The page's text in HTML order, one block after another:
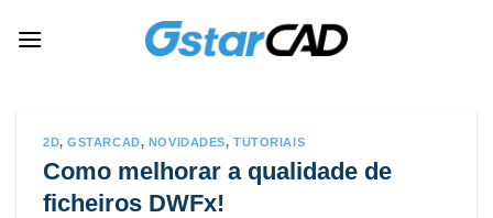
2D,GSTARCAD, NOVIDADES,TUTORIAIS
Como melhorar a qualidade de
ficheiros DWFx!